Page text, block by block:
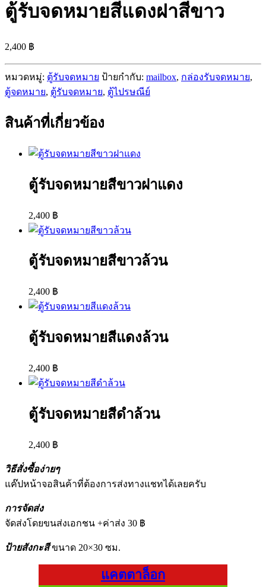
ตู้รับจดหมายสีแดงฝาสีขาว
2,400 ฿
หมวดหมู่: ตู้รับจดหมาย ป้ายกำกับ: mailbox, กล่องรับจดหมาย,
ตู้จดหมาย, ตู้รับจดหมาย, ตู้ไปรษณีย์
สินค้าที่เกี่ยวข้อง
ตู้รับจดหมายสีขาวฝาแดง
2,400 ฿
ตู้รับจดหมายสีขาวล้วน
2,400 ฿
ตู้รับจดหมายสีแดงล้วน
2,400 ฿
ตู้รับจดหมายสีดำล้วน
2,400 ฿
วิธีสั่งซื้อง่ายๆ
แค๊ปหน้าจอสินค้าที่ต้องการส่งทางแชทได้เลยครับ
การจัดส่ง
จัดส่งโดยขนส่งเอกชน +ค่าส่ง 30 ฿
ป้ายสังกะสีขนาด 20×30 ซม.
แคตตาล็อก